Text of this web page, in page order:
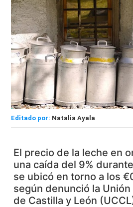
Editado por: Natalia Ayala
El precio de la leche en
una caída del 9%
se ubicó en torno a los
según denunció la
de Castilla y León